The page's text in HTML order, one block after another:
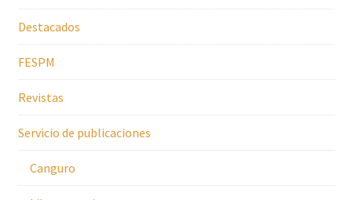
Destacados
FESPM
Revistas
Servicio de publicaciones
Canguro